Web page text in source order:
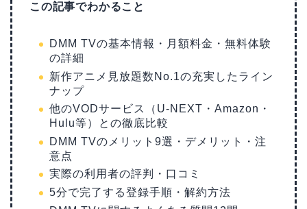
この記事でわかること
DMM TVの基本情報・月額料金・無料体験
の詳細
新作アニメ見放題数No.1の充実したライン
ナップ
他のVODサービス（U-NEXT・Amazon・
Hulu等）との徹底比較
DMM TVのメリット9選・デメリット・注
意点
実際の利用者の評判・口コミ
5分で完了する登録手順・解約方法